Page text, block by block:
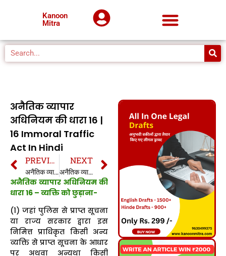
Kanoon
Mitra
अनैतिक व्यापार
अधिनियम की धारा 16 |
16 Immoral Traffic
Act In Hindi
PREVIOUS
अनैतिक व्यापार अधिनियम की धारा 15 | 15 Immoral Traffic Act In Hindi
NEXT
अनैतिक व्यापार अधिनियम की धारा 17 | 17 Immoral Traffic Act In Hindi
अनैतिक व्यापार अधिनियम की
धारा 16 – व्यक्ति को छुड़ाना-
(1) जहां पुलिस से प्राप्त सूचना
या राज्य सरकार द्वारा इस
निमित्त प्राधिकृत किसी अन्य
व्यक्ति से प्राप्त सूचना के आधार
पर अथवा अन्यथा किसी